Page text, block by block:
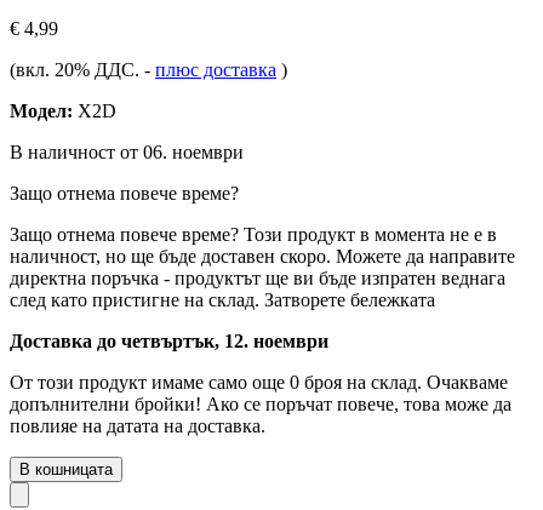
€ 4,99
(вкл. 20% ДДС. - плюс доставка )
Модел: X2D
В наличност от 06. ноември
Защо отнема повече време?
Защо отнема повече време? Този продукт в момента не е в
наличност, но ще бъде доставен скоро. Можете да направите
директна поръчка - продуктът ще ви бъде изпратен веднага
след като пристигне на склад. Затворете бележката
Доставка до четвъртък, 12. ноември
От този продукт имаме само още 0 броя на склад. Очакваме
допълнителни бройки! Ако се поръчат повече, това може да
повлияе на датата на доставка.
В кошницата